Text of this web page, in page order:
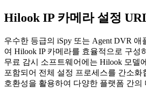
Hilook IP 카메라 설정
우수한 등급의 iSpy 또는 Agent DVR
여 Hilook IP 카메라를 효율적으로 구성
무료 감시 소프트웨어에는 Hilook 모델
포함되어 전체 설정 프로세스를 간소
호환성을 활용하여 다양한 플랫폼 간의